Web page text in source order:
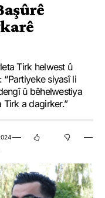
Tirk helwest û
siyasî li
û bêhelwestiya
a dagirker.”